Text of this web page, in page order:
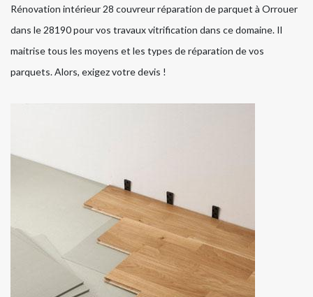
Rénovation intérieur 28 couvreur réparation de parquet à Orrouer
dans le 28190 pour vos travaux vitrification dans ce domaine. Il
maitrise tous les moyens et les types de réparation de vos
parquets. Alors, exigez votre devis !